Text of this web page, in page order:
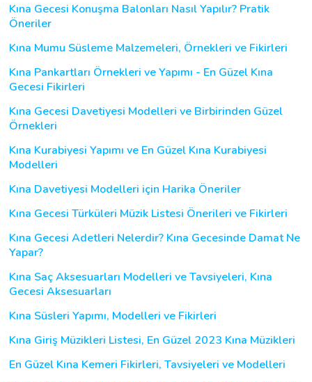
Kına Gecesi Konuşma Balonları Nasıl Yapılır? Pratik
Öneriler
Kına Mumu Süsleme Malzemeleri, Örnekleri ve Fikirleri
Kına Pankartları Örnekleri ve Yapımı - En Güzel Kına
Gecesi Fikirleri
Kına Gecesi Davetiyesi Modelleri ve Birbirinden Güzel
Örnekleri
Kına Kurabiyesi Yapımı ve En Güzel Kına Kurabiyesi
Modelleri
Kına Davetiyesi Modelleri için Harika Öneriler
Kına Gecesi Türküleri Müzik Listesi Önerileri ve Fikirleri
Kına Gecesi Adetleri Nelerdir? Kına Gecesinde Damat Ne
Yapar?
Kına Saç Aksesuarları Modelleri ve Tavsiyeleri, Kına
Gecesi Aksesuarları
Kına Süsleri Yapımı, Modelleri ve Fikirleri
Kına Giriş Müzikleri Listesi, En Güzel 2023 Kına Müzikleri
En Güzel Kına Kemeri Fikirleri, Tavsiyeleri ve Modelleri